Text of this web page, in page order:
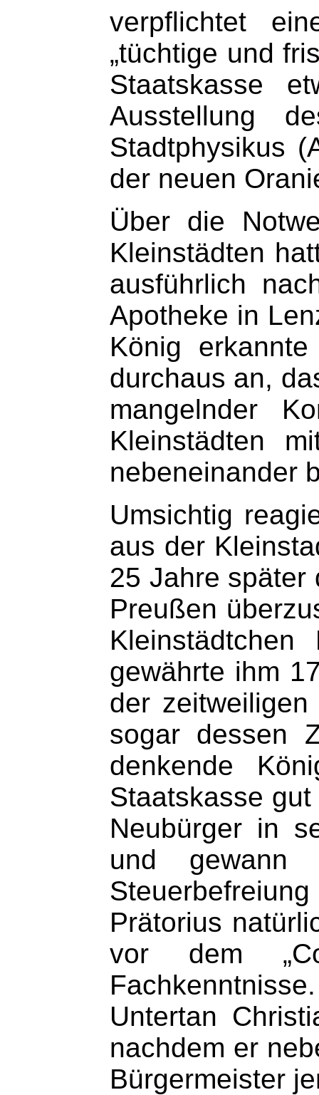
verpflichtet
„tüchtige und
Staatskasse
Ausstellung
Stadtphysikus
der neuen
Über die
Kleinstädten
ausführlich
Apotheke in
König
durchaus an,
mangelnder
Kleinstädten
nebeneinander
Umsichtig
aus der
25 Jahre später
Preußen
gewährte ihm
der
sogar dessen
denkende
Staatskasse
Neubürger in
und gewann
Prätorius
vor dem
Untertan
nachdem er
Bürgermeister